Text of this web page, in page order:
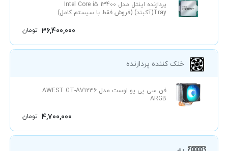
36,400,000 تومان
پردازنده اینتل مدل Intel Core i5 13400
Tray(آکبند) (فروش فقط با سیستم کامل)
خنک کننده پردازنده
4,700,000 تومان
فن سی پی یو اوست مدل AWEST GT-AV1236
ARGB